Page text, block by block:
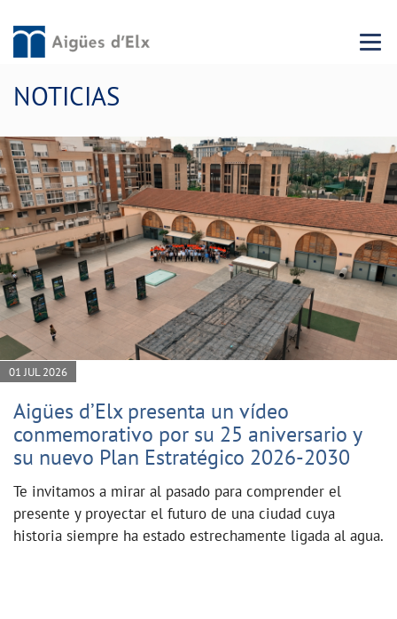
Menu
NOTICIAS
01 JUL 2026
Aigües d’Elx presenta un vídeo
conmemorativo por su 25 aniversario y
su nuevo Plan Estratégico 2026-2030
Te invitamos a mirar al pasado para comprender el
presente y proyectar el futuro de una ciudad cuya
historia siempre ha estado estrechamente ligada al agua.